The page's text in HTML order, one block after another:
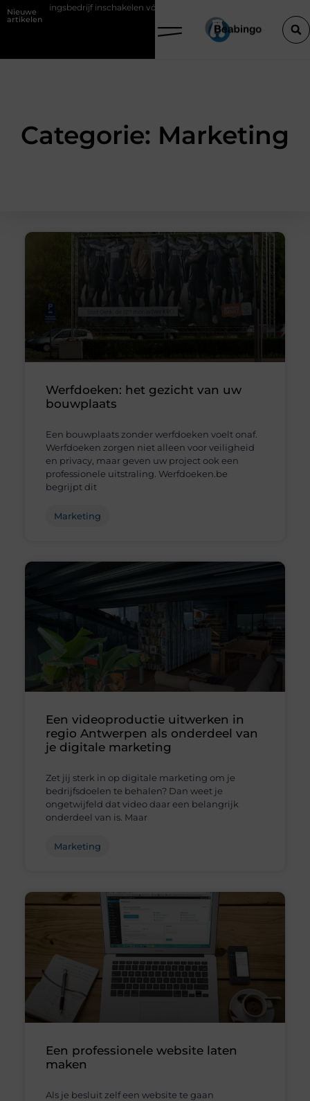
Nieuwe
artikelen
inschakelen vóór je verbouwt
Categorie: Marketing
Werfdoeken: het gezicht van uw
bouwplaats
Een bouwplaats zonder werfdoeken voelt onaf.
Werfdoeken zorgen niet alleen voor veiligheid
en privacy, maar geven uw project ook een
professionele uitstraling. Werfdoeken.be
begrijpt dit
Marketing
Een videoproductie uitwerken in
regio Antwerpen als onderdeel van
je digitale marketing
Zet jij sterk in op digitale marketing om je
bedrijfsdoelen te behalen? Dan weet je
ongetwijfeld dat video daar een belangrijk
onderdeel van is. Maar
Marketing
Een professionele website laten
maken
Als je besluit zelf een website te gaan